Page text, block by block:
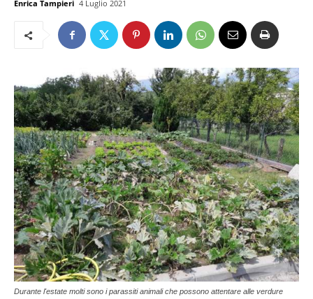
Enrica Tampieri 4 Luglio 2021
Durante l'estate molti sono i parassiti animali che possono attentare alle verdure